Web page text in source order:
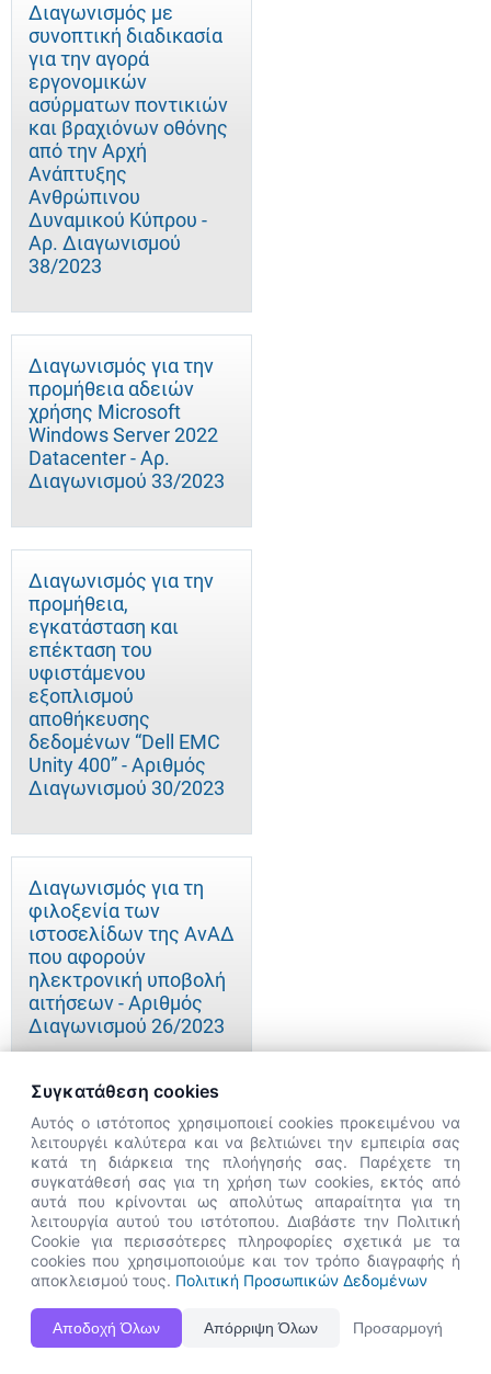
Διαγωνισμός με
συνοπτική διαδικασία
για την αγορά
εργονομικών
ασύρματων ποντικιών
και βραχιόνων οθόνης
από την Αρχή
Ανάπτυξης
Ανθρώπινου
Δυναμικού Κύπρου -
Αρ. Διαγωνισμού
38/2023
Διαγωνισμός για την
προμήθεια αδειών
χρήσης Microsoft
Windows Server 2022
Datacenter - Αρ.
Διαγωνισμού 33/2023
Διαγωνισμός για την
προμήθεια,
εγκατάσταση και
επέκταση του
υφιστάμενου
εξοπλισμού
αποθήκευσης
δεδομένων “Dell EMC
Unity 400” - Αριθμός
Διαγωνισμού 30/2023
Διαγωνισμός για τη
φιλοξενία των
ιστοσελίδων της ΑνΑΔ
που αφορούν
ηλεκτρονική υποβολή
αιτήσεων - Αριθμός
Διαγωνισμού 26/2023
Διαγωνισμός για την
παροχή υπηρεσιών
υποδοχής και φύλαξης
στο κτήριο της Αρχής
Ανάπτυξης
Ανθρώπινου
Δυναμικού Κύπρου για
περίοδο τριών (3)
ετών - Αρ.
Διαγωνισμού 22/2023
👋 Καλώς ήρθες! Είμαι η Νόησις.
Πες μου πώς μπορώ να σε βοηθήσω
σήμερα.
Συγκατάθεση cookies
Αυτός ο ιστότοπος χρησιμοποιεί cookies προκειμένου να
λειτουργέι καλύτερα και να βελτιώνει την εμπειρία σας
κατά τη διάρκεια της πλοήγησής σας. Παρέχετε τη
συγκατάθεσή σας για τη χρήση των cookies, εκτός από
αυτά που κρίνονται ως απολύτως απαραίτητα για τη
λειτουργία αυτού του ιστότοπου. Διαβάστε την Πολιτική
Cookie για περισσότερες πληροφορίες σχετικά με τα
cookies που χρησιμοποιούμε και τον τρόπο διαγραφής ή
αποκλεισμού τους. Πολιτική Προσωπικών Δεδομένων
Αποδοχή Όλων Απόρριψη Όλων Προσαρμογή